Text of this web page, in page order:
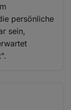
persönliche
sein,